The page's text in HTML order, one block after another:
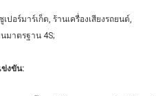
ปอร์มาร์เก็ต, ร้านเครื่องเสียงรถยนต์,
มาตรฐาน 4S;
ข่งขัน: